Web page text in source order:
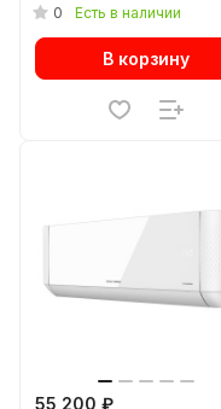
0 Есть в наличии
В корзину
55 200 ₽